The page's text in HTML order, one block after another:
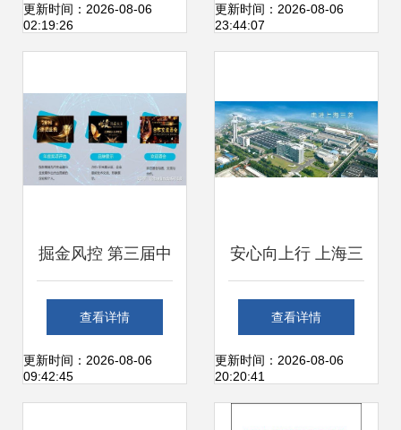
斩获团体二等奖，
售实力
更新时间：2026-08-06
02:19:26
慧与共，致富同行
更新时间：2026-08-06
23:44:07
掘金风控 第三届中
国汽车金融产业大
会花落上海，风控
查看详情
更新时间：2026-08-06
09:42:45
安心向上行 上海三
菱电梯加持下的罗
定智慧生活
查看详情
更新时间：2026-08-06
20:20:41